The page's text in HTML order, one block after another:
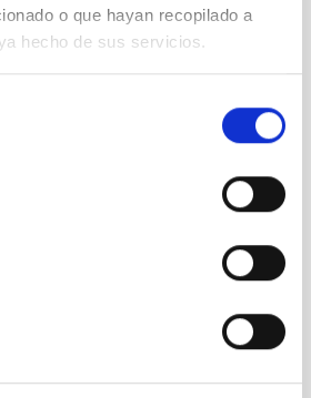
o que hayan recopilado a
hecho de sus servicios.